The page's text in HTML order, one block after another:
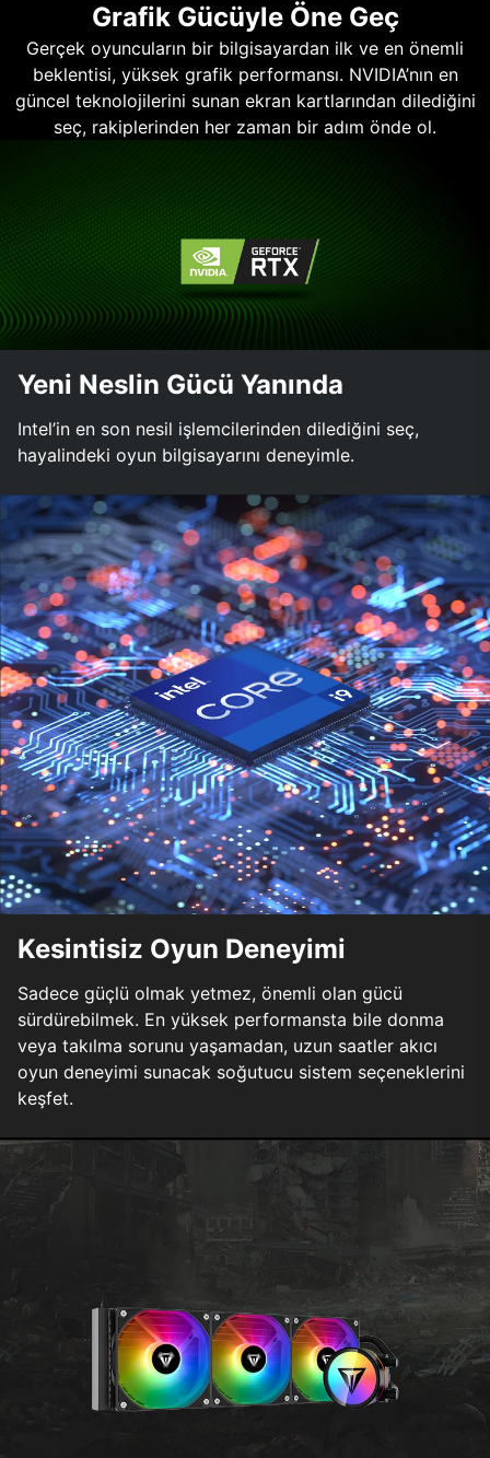
Grafik Gücüyle Öne Geç
Gerçek oyuncuların bir bilgisayardan ilk ve en önemli
beklentisi, yüksek grafik performansı. NVIDIA’nın en
güncel teknolojilerini sunan ekran kartlarından dilediğini
seç, rakiplerinden her zaman bir adım önde ol.
Yeni Neslin Gücü Yanında
Intel’in en son nesil işlemcilerinden dilediğini seç,
hayalindeki oyun bilgisayarını deneyimle.
Kesintisiz Oyun Deneyimi
Sadece güçlü olmak yetmez, önemli olan gücü
sürdürebilmek. En yüksek performansta bile donma
veya takılma sorunu yaşamadan, uzun saatler akıcı
oyun deneyimi sunacak soğutucu sistem seçeneklerini
keşfet.